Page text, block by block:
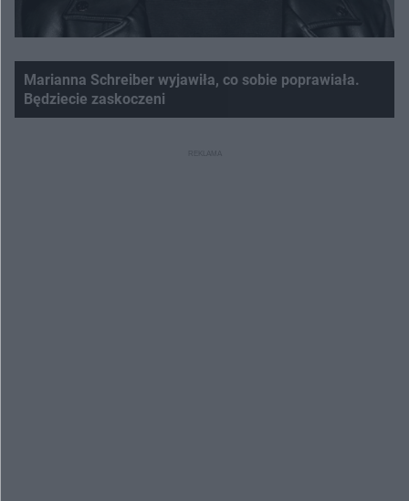
Marianna Schreiber wyjawiła, co sobie poprawiała.
Będziecie zaskoczeni